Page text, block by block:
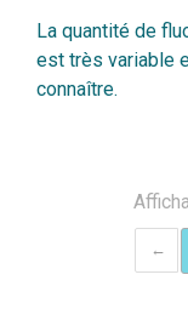
La quantité de
est très variable
connaître.